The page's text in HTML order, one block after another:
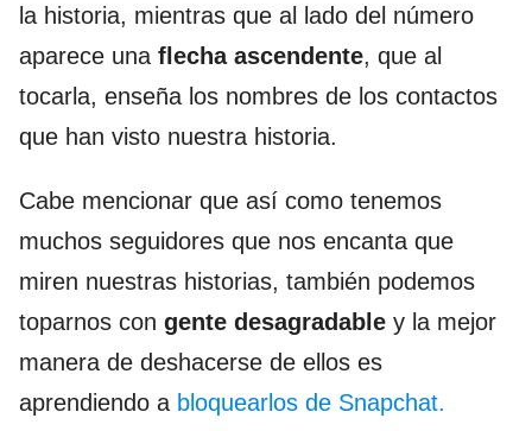
la historia, mientras que al lado del número
aparece una flecha ascendente, que al
tocarla, enseña los nombres de los contactos
que han visto nuestra historia.
Cabe mencionar que así como tenemos
muchos seguidores que nos encanta que
miren nuestras historias, también podemos
toparnos con gente desagradable y la mejor
manera de deshacerse de ellos es
aprendiendo a bloquearlos de Snapchat.